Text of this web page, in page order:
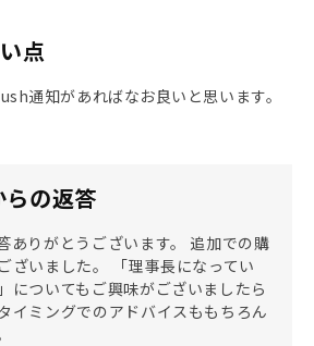
点
通知があればなお良いと思います。
らの返答
ありがとうございます。 追加での購
ざいました。 「理事長になってい
についてもご興味がございましたら
イミングでのアドバイスももちろん